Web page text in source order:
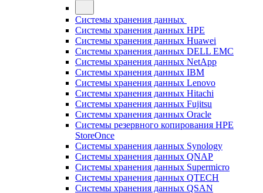
Системы хранения данных
Системы хранения данных HPE
Системы хранения данных Huawei
Системы хранения данных DELL EMC
Cистемы хранения данных NetApp
Системы хранения данных IBM
Системы хранения данных Lenovo
Системы хранения данных Hitachi
Системы хранения данных Fujitsu
Системы хранения данных Oracle
Системы резервного копирования HPE
StoreOnce
Системы хранения данных Synology
Системы хранения данных QNAP
Системы хранения данных Supermicro
Системы хранения данных QTECH
Системы хранения данных QSAN